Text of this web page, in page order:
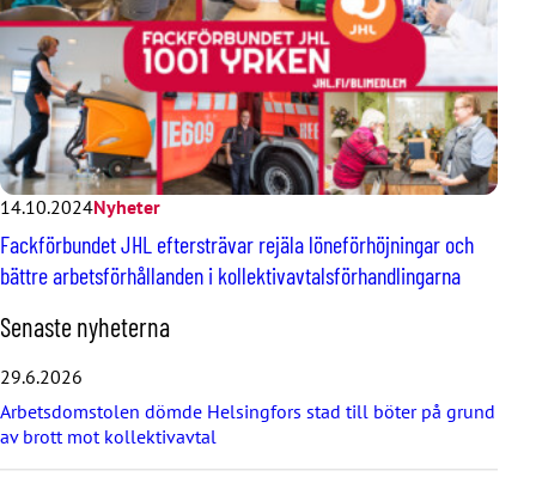
14.10.2024Nyheter
Fackförbundet JHL eftersträvar rejäla löneförhöjningar och
bättre arbetsförhållanden i kollektivavtalsförhandlingarna
H
o
p
p
a
ö
v
Senaste nyheterna
29.6.2026
Arbetsdomstolen dömde Helsingfors stad till böter på grund
av brott mot kollektivavtal